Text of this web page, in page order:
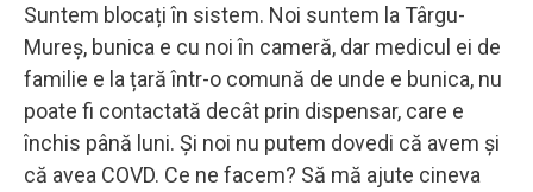
Suntem blocați în sistem. Noi suntem la Târgu-
Mureş, bunica e cu noi în cameră, dar medicul ei de
familie e la țară într-o comună de unde e bunica, nu
poate fi contactată decât prin dispensar, care e
închis până luni. Şi noi nu putem dovedi că avem şi
că avea COVD. Ce ne facem? Să mă ajute cineva